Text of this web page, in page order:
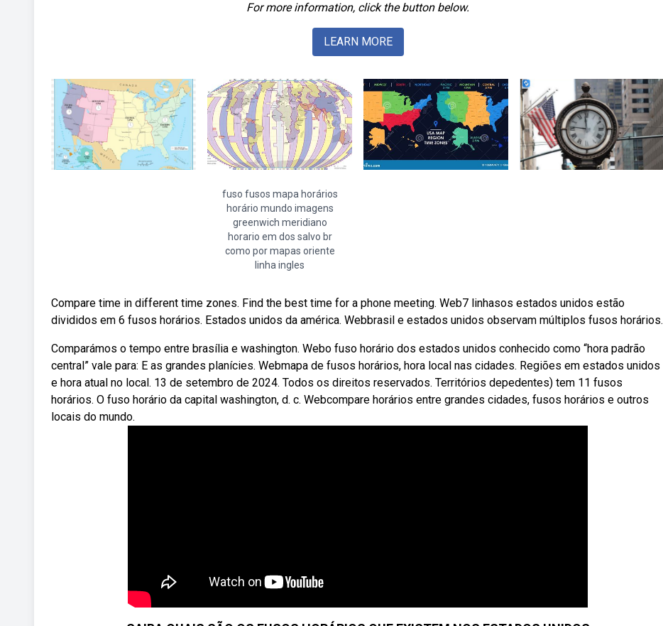
For more information, click the button below.
LEARN MORE
fuso fusos mapa horários
horário mundo imagens
greenwich meridiano
horario em dos salvo br
como por mapas oriente
linha ingles
Compare time in different time zones. Find the best time for a phone meeting. Web7 linhasos estados unidos estão
divididos em 6 fusos horários. Estados unidos da américa. Webbrasil e estados unidos observam múltiplos fusos horários.
Comparámos o tempo entre brasília e washington. Webo fuso horário dos estados unidos conhecido como “hora padrão
central” vale para: E as grandes planícies. Webmapa de fusos horários, hora local nas cidades. Regiões em estados unidos
e hora atual no local. 13 de setembro de 2024. Todos os direitos reservados. Territórios depedentes) tem 11 fusos
horários. O fuso horário da capital washington, d. c. Webcompare horários entre grandes cidades, fusos horários e outros
locais do mundo.